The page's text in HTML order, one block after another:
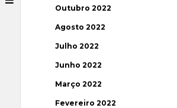
Outubro 2022
Agosto 2022
Julho 2022
Junho 2022
Março 2022
Fevereiro 2022